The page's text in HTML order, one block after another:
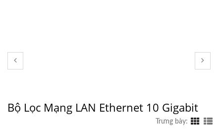
Bộ Lọc Mạng LAN Ethernet 10 Gigabit
Trưng bày: